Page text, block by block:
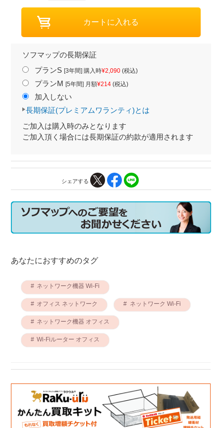
ソフマップの長期保証
プランS [3年間] 購入時¥2,090(税込)
プランM [5年間] 月額¥214(税込)
加入しない
長期保証(プレミアムワランティ)とは
ご加入は購入時のみとなります
ご加入頂く場合には長期保証の約款が適用されます
シェアする
あなたにおすすめのタグ
ネットワーク機器 Wi-Fi
オフィス ネットワーク ネットワーク Wi-Fi
ネットワーク機器 オフィス
Wi-Fiルーター オフィス